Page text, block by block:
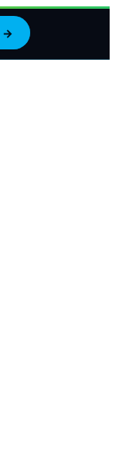
→